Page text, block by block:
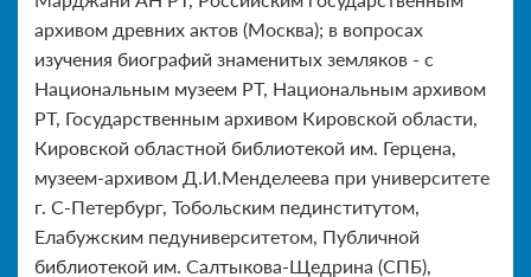
архивом древних актов (Москва); в вопросах
изучения биографий знаменитых земляков - с
Национальным музеем РТ, Национальным архивом
РТ, Государственным архивом Кировской области,
Кировской областной библиотекой им. Герцена,
музеем-архивом Д.И.Менделеева при университете
г. С-Петербург, Тобольским пединститутом,
Елабужским педуниверситетом, Публичной
библиотекой им. Салтыкова-Щедрина (СПБ),